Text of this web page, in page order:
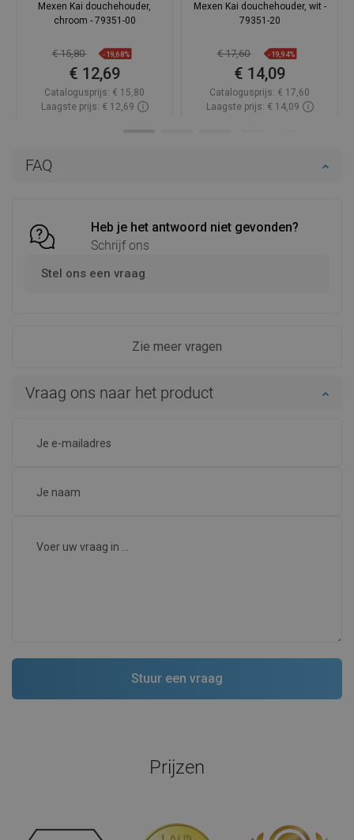
FAQ
Heb je het antwoord niet gevonden?
Schrijf ons
Stel ons een vraag
Zie meer vragen
Vraag ons naar het product
Mexen Kai douchehouder,
chroom - 79351-00
€ 15,80 -19,68%
€ 12,69
Catalogusprijs: € 15,80
Laagste prijs: € 12,69
Mexen Kai douchehouder, wit -
79351-20
€ 17,60 -19,94%
€ 14,09
Catalogusprijs: € 17,60
Laagste prijs: € 14,09
Prijzen